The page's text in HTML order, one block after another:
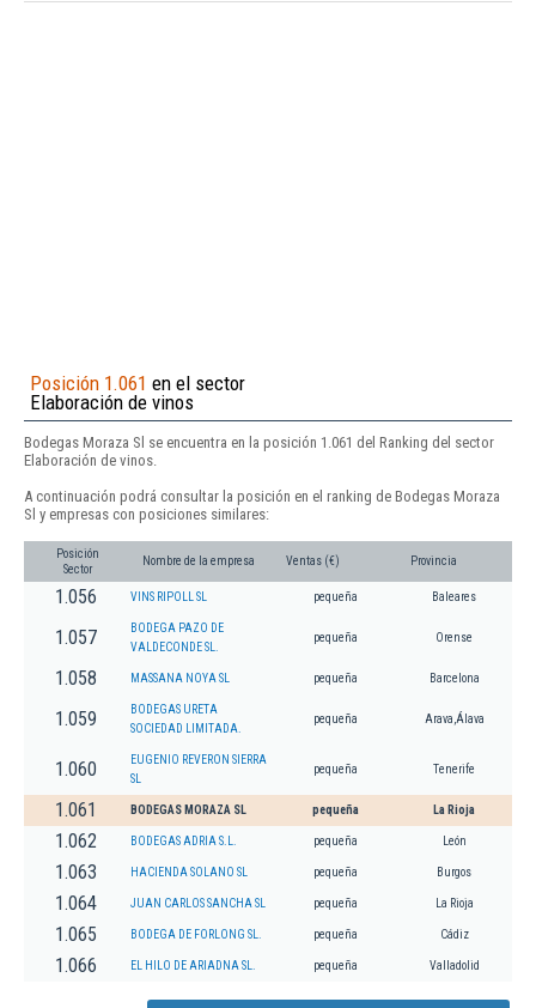
Posición 1.061 en el sector
Elaboración de vinos
Bodegas Moraza Sl se encuentra en la posición 1.061 del Ranking del sector
Elaboración de vinos.
A continuación podrá consultar la posición en el ranking de Bodegas Moraza
Sl y empresas con posiciones similares:
Posición
Sector
Nombre de la empresa Ventas (€) Provincia
1.056 VINS RIPOLL SL pequeña Baleares
1.057
BODEGA PAZO DE
VALDECONDE SL.
pequeña Orense
1.058 MASSANA NOYA SL pequeña Barcelona
1.059
BODEGAS URETA
SOCIEDAD LIMITADA.
pequeña Arava,Álava
1.060
EUGENIO REVERON SIERRA
SL
pequeña Tenerife
1.061 BODEGAS MORAZA SL pequeña La Rioja
1.062 BODEGAS ADRIA S.L. pequeña León
1.063 HACIENDA SOLANO SL pequeña Burgos
1.064 JUAN CARLOS SANCHA SL pequeña La Rioja
1.065 BODEGA DE FORLONG SL. pequeña Cádiz
1.066 EL HILO DE ARIADNA SL. pequeña Valladolid